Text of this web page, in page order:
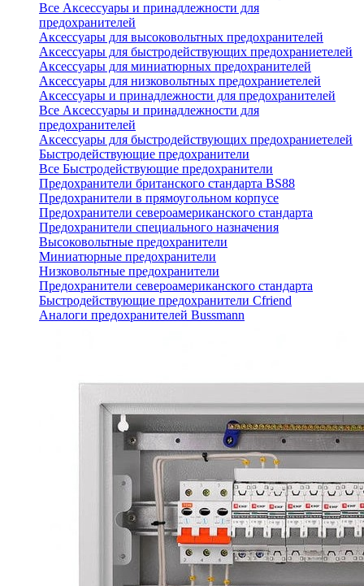
Все Аксессуары и принадлежности для
предохранителей
Аксессуары для высоковольтных предохранителей
Аксессуары для быстродействующих предохраниетелей
Аксессуары для миниатюрных предохранителей
Аксессуары для низковольтных предохраниетелей
Аксессуары и принадлежности для предохранителей
Все Аксессуары и принадлежности для
предохранителей
Аксессуары для быстродействующих предохраниетелей
Быстродействующие предохранители
Все Быстродействующие предохранители
Предохранители британского стандарта BS88
Предохранители в прямоугольном корпусе
Предохранители североамериканского стандарта
Предохранители специального назначения
Высоковольтные предохранители
Миниатюрные предохранители
Низковольтные предохранители
Предохранители североамериканского стандарта
Быстродействующие предохранители Cfriend
Аналоги предохранителей Bussmann